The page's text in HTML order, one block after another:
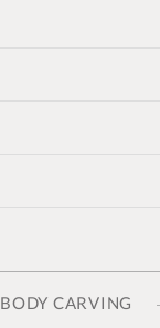
BODY CARVING